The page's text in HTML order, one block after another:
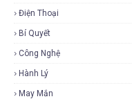
Điện Thoại
Bí Quyết
Công Nghệ
Hành Lý
May Mắn